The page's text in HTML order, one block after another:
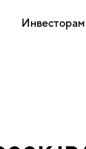
Инвесторам